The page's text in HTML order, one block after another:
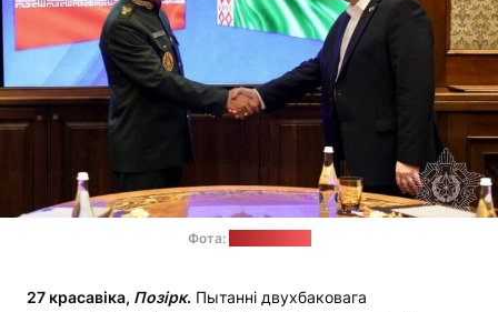
Фота:
27 красавіка, Позірк. Пытанні двухбаковага